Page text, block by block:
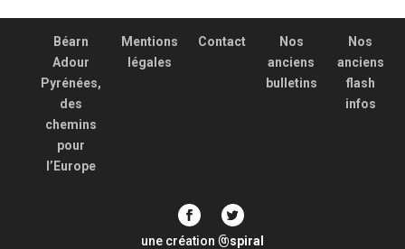
Béarn
Adour
Pyrénées,
des
chemins
pour
l’Europe
Mentions
légales
Contact
Nos
anciens
bulletins
Nos
anciens
flash
infos
une création @spiral